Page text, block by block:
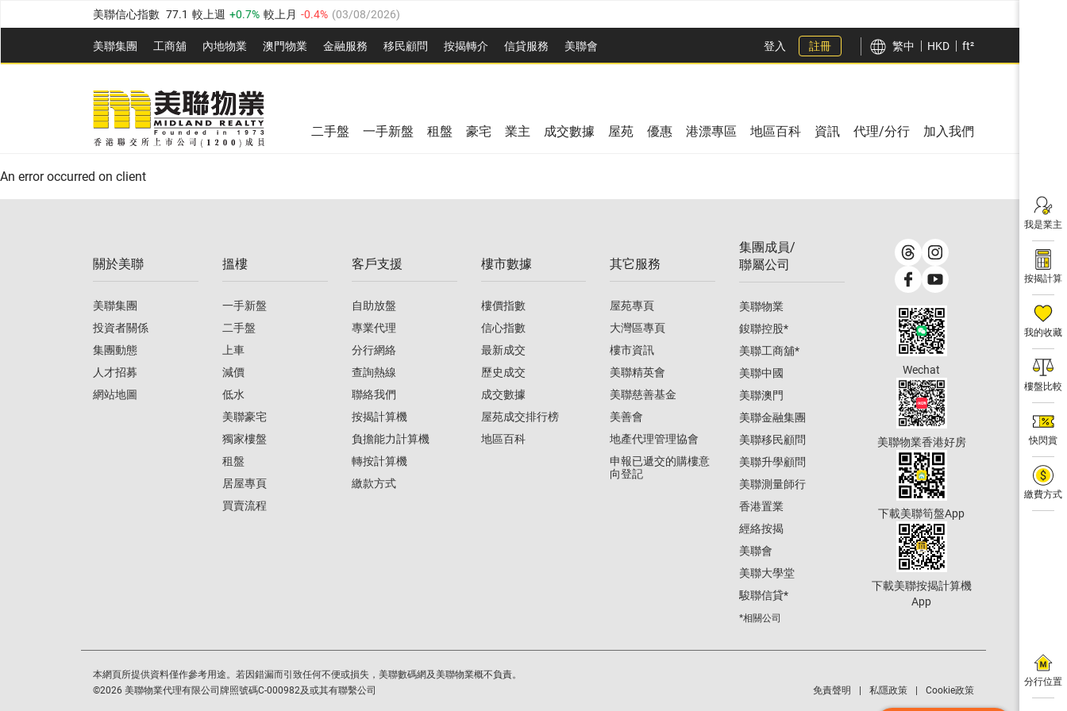
美聯信心指數 77.1 較上週 0.7% 較上月 -0.4% (03/08/2026)
全港樓價指數 149.1 較上週 0% 較上月 0.4% (03/08/2026)
港島樓價指數 157.4 較上週 -0.3% 較上月 -0.8% (03/08/2026)
九龍樓價指數 156.4 較上週 -0.1%
新界樓價指數 134.8 較上週 0.1% 0.9% 03/08/2026
美聯信心指數 77.1 較上週 0.7% 較上月
美聯集團 工商舖 內地物業 澳門物業 金融服務 移民顧問 按揭轉介 信貸服務 美聯會
全港樓價指數 149.1 較上週 0% 較上月
美聯信心指數 較上週 0.7% 03/08/2026)
登入 註冊 繁中 HKD ft²
我是業主
按揭計算
我的收藏
樓盤比較
快閃賞
繳費方式
分行位置
二手盤 一手新盤 租盤 豪宅 業主 成交數據 屋苑 優惠 港漂專區 地區百科 資訊 代理/分行 加入我們
An error occurred on client
關於美聯
美聯集團
投資者關係
集團動態
人才招募
網站地圖
搵樓
一手新盤
二手盤
上車
減價
低水
美聯豪宅
獨家樓盤
租盤
居屋專頁
買賣流程
客戶支援
自助放盤
專業代理
分行網絡
查詢熱線
聯絡我們
按揭計算機
負擔能力計算機
轉按計算機
繳款方式
樓市數據
樓價指數
信心指數
最新成交
歷史成交
成交數據
屋苑成交排行榜
地區百科
其它服務
屋苑專頁
大灣區專頁
樓市資訊
美聯精英會
美聯慈善基金
美善會
地產代理管理協會
申報已遞交的購樓意
向登記
集團成員/
聯屬公司
美聯物業
鋑聯控股*
美聯工商舖*
美聯中國
美聯澳門
美聯金融集團
美聯移民顧問
美聯升學顧問
美聯測量師行
香港置業
經絡按揭
美聯會
美聯大學堂
駿聯信貸*
*相關公司
Wechat
美聯物業香港好房
下載美聯筍盤App
下載美聯按揭計算機
App
本網頁所提供資料僅作參考用途。若因錯漏而引致任何不便或損失，美聯數碼網及美聯物業概不負責。
©2026 美聯物業代理有限公司牌照號碼C-000982及或其有聯繫公司 免責聲明 私隱政策 Cookie政策